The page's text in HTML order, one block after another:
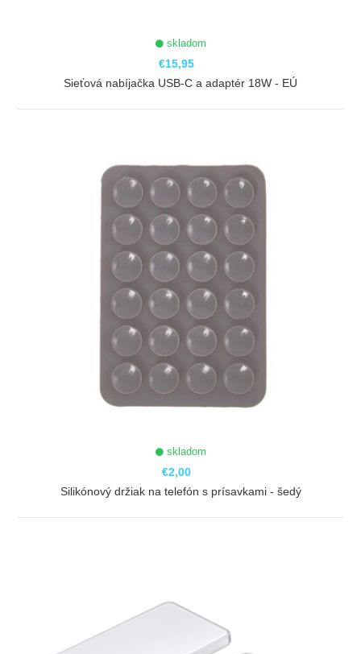
skladom
€15,95
Sieťová nabíjačka USB-C a adaptér 18W - EÚ
skladom
€2,00
Silikónový držiak na telefón s prísavkami - šedý